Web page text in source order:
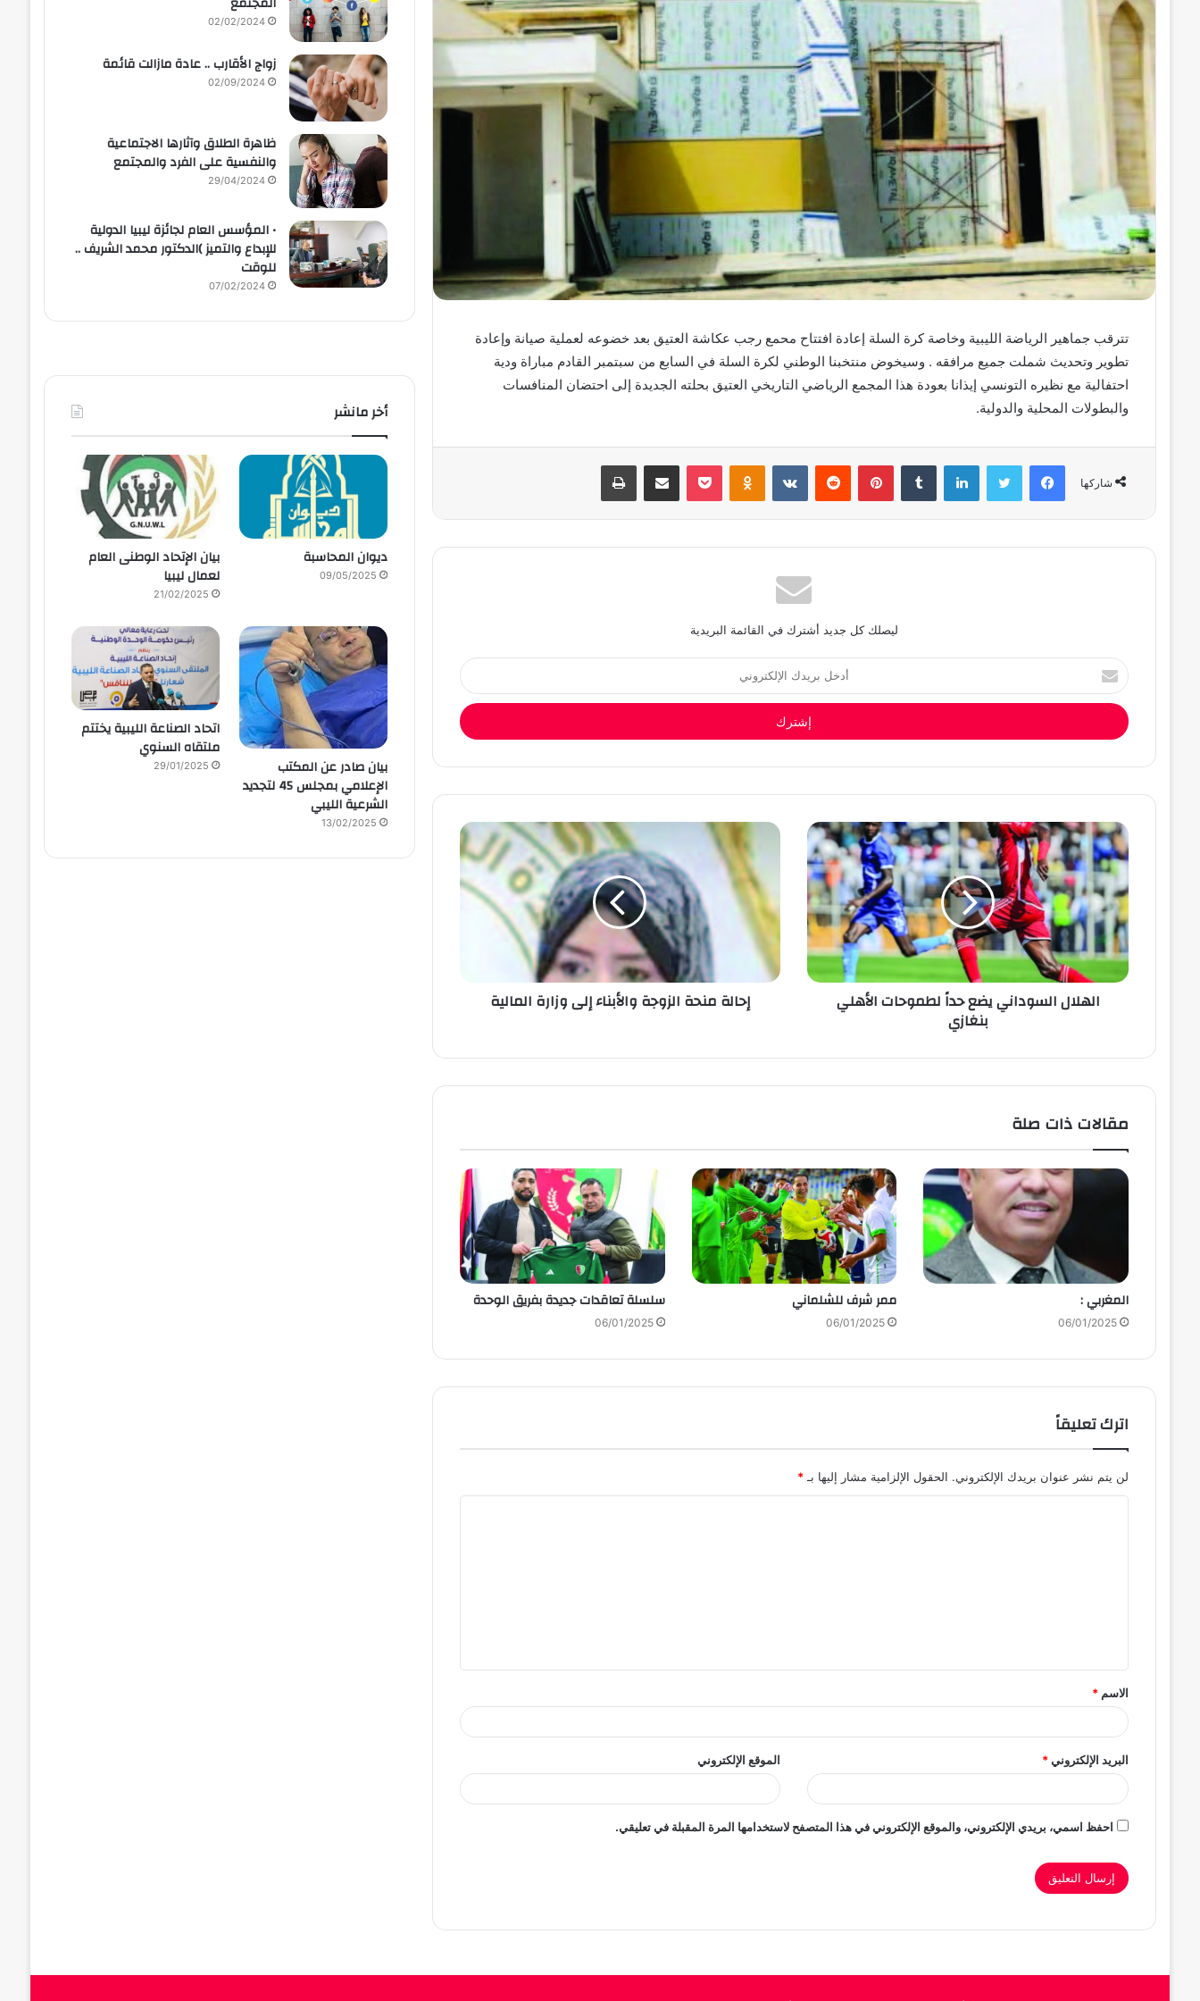
تترقب جماهير الرياضة الليبية وخاصة كرة السلة إعادة افتتاح محمع رجب عكاشة العتيق بعد خضوعه لعملية صيانة وإعادة
تطوير وتحديث شملت جميع مرافقه . وسيخوض منتخبنا الوطني لكرة السلة في السابع من سبتمبر القادم مباراة ودية
احتفالية مع نظيره التونسي إيذانا بعودة هذا المجمع الرياضي التاريخي العتيق بحلته الجديدة إلى احتضان المنافسات
والبطولات المحلية والدولية.
شاركها
فيسبوك تويتر لينكدإن ‏Tumblr بينتيريست
‏Reddit
‏VKontakte
Odnoklassniki
بوكيت مشاركة عبر البريد طباعة
ليصلك كل جديد أشترك في القائمة البريدية
أدخل
بريدك
الإلكتروني
الهلال السوداني يضع حداً لطموحات الأهلي
بنغازي
إحالة منحة الزوجة والأبناء إلى وزارة المالية
مقالات ذات صلة
المغربي :
06/01/2025
ممر شرف للشلماني
06/01/2025
سلسلة تعاقدات جديدة بفريق الوحدة
06/01/2025
اترك تعليقاً
لن يتم نشر عنوان بريدك الإلكتروني. الحقول الإلزامية مشار إليها بـ*
ق
*
الاسم *
البريد الإلكتروني* الموقع الإلكتروني
احفظ اسمي، بريدي الإلكتروني، والموقع الإلكتروني في هذا المتصفح لاستخدامها المرة المقبلة في تعليقي.
02/02/2024
زواج الأقارب .. عادة مازالت قائمة
02/09/2024
ظاهرة الطلاق وآثارها الاجتماعية
والنفسية على الفرد والمجتمع
29/04/2024
• المؤسس العام لجائزة ليبيا الدولية
للإبداع والتميز )الدكتور محمد الشريف ..
للوقت
07/02/2024
أخر مانشر
ديوان المحاسبة
09/05/2025
بيان الإتحاد الوطنى العام
لعمال ليبيا
21/02/2025
بيان صادر عن المكتب
الإعلامي بمجلس 45 لتجديد
الشرعية الليبي
13/02/2025
اتحاد الصناعة الليبية يختتم
ملتقاه السنوي
29/01/2025